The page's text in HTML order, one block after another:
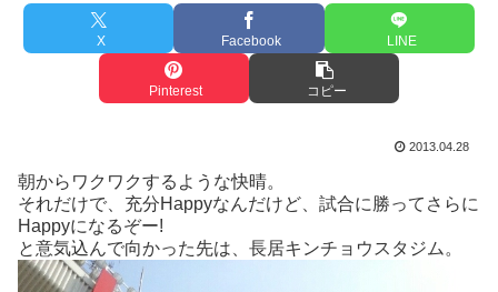
X Facebook LINE
Pinterest コピー
2013.04.28
朝からワクワクするような快晴。
それだけで、充分Happyなんだけど、試合に勝ってさらに
Happyになるぞー!
と意気込んで向かった先は、長居キンチョウスタジム。